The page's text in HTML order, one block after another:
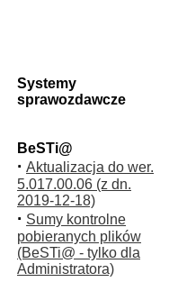
Systemy
sprawozdawcze
BeSTi@
· Aktualizacja do wer.
5.017.00.06 (z dn.
2019-12-18)
· Sumy kontrolne
pobieranych plików
(BeSTi@ - tylko dla
Administratora)